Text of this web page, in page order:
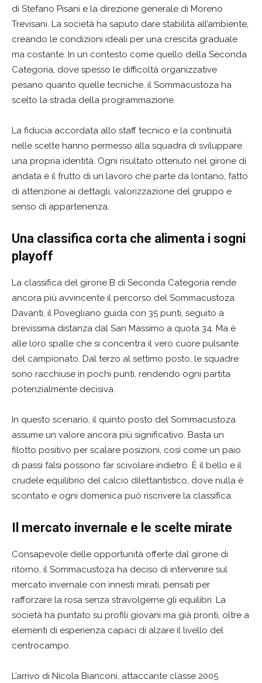
di Stefano Pisani e la direzione generale di Moreno
Trevisani. La società ha saputo dare stabilità all’ambiente,
creando le condizioni ideali per una crescita graduale
ma costante. In un contesto come quello della Seconda
Categoria, dove spesso le difficoltà organizzative
pesano quanto quelle tecniche, il Sommacustoza ha
scelto la strada della programmazione.
La fiducia accordata allo staff tecnico e la continuità
nelle scelte hanno permesso alla squadra di sviluppare
una propria identità. Ogni risultato ottenuto nel girone di
andata è il frutto di un lavoro che parte da lontano, fatto
di attenzione ai dettagli, valorizzazione del gruppo e
senso di appartenenza.
Una classifica corta che alimenta i sogni
playoff
La classifica del girone B di Seconda Categoria rende
ancora più avvincente il percorso del Sommacustoza.
Davanti, il Povegliano guida con 35 punti, seguito a
brevissima distanza dal San Massimo a quota 34. Ma è
alle loro spalle che si concentra il vero cuore pulsante
del campionato. Dal terzo al settimo posto, le squadre
sono racchiuse in pochi punti, rendendo ogni partita
potenzialmente decisiva.
In questo scenario, il quinto posto del Sommacustoza
assume un valore ancora più significativo. Basta un
filotto positivo per scalare posizioni, così come un paio
di passi falsi possono far scivolare indietro. È il bello e il
crudele equilibrio del calcio dilettantistico, dove nulla è
scontato e ogni domenica può riscrivere la classifica.
Il mercato invernale e le scelte mirate
Consapevole delle opportunità offerte dal girone di
ritorno, il Sommacustoza ha deciso di intervenire sul
mercato invernale con innesti mirati, pensati per
rafforzare la rosa senza stravolgerne gli equilibri. La
società ha puntato su profili giovani ma già pronti, oltre a
elementi di esperienza capaci di alzare il livello del
centrocampo.
L’arrivo di Nicola Bianconi, attaccante classe 2005